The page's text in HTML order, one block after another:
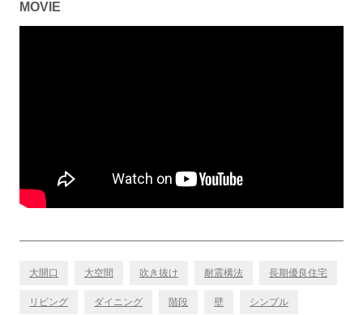
MOVIE
大開口 大空間 吹き抜け 耐震構法 長期優良住宅
リビング ダイニング 階段 壁 シンプル